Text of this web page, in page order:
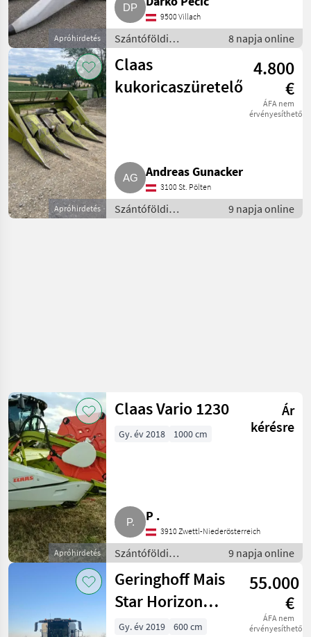
Apróhirdetés
9500 Villach
Szántóföldi
betakarítógépek /
Kombájn adapter
8 napja online
Apróhirdetés
Claas
kukoricaszüretelő
4.800
€
ÁFA nem
érvényesíthető
Andreas Gunacker
3100 St. Pölten
Szántóföldi
betakarítógépek /
9 napja online
Apróhirdetés
Claas Vario 1230
Ár
kérésre
Gy. év 2018 1000 cm
P .
3910 Zwettl-Niederösterreich
Szántóföldi
betakarítógépek /
Kombájn adapter
9 napja online
Geringhoff Mais
Star Horizon
Maispflücker MS
55.000
€
ÁFA nem
érvényesíthető
Gy. év 2019 600 cm